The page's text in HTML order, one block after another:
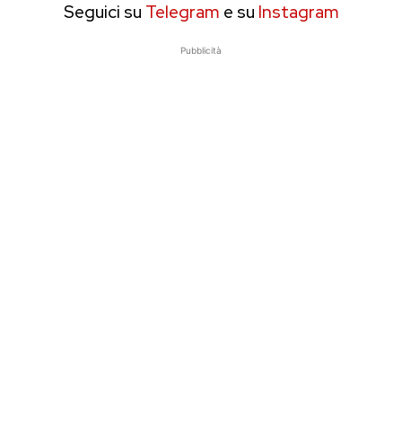
Seguici su Telegram e su Instagram
Pubblicità